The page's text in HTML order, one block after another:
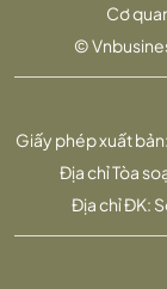
Giấy phép xuất
Địa chỉ Tòa
Địa chỉ ĐK:
Cơ
©